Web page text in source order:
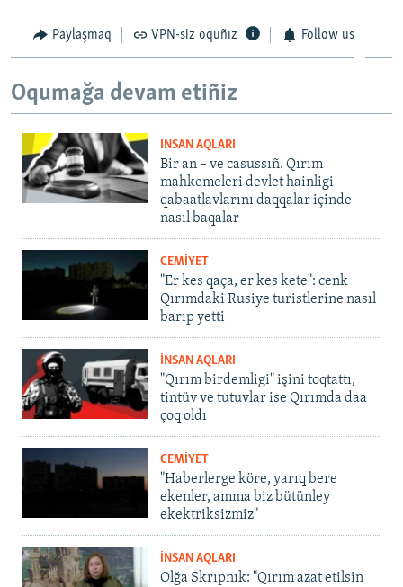
Paylaşmaq VPN-siz oquñız Follow us
Oqumağa devam etiñiz
İNSAN AQLARI
Bir an – ve casussıñ. Qırım
mahkemeleri devlet hainligi
qabaatlavlarını daqqalar içinde
nasıl baqalar
CEMİYET
"Er kes qaça, er kes kete": cenk
Qırımdaki Rusiye turistlerine nasıl
barıp yetti
İNSAN AQLARI
"Qırım birdemligi" işini toqtattı,
tintüv ve tutuvlar ise Qırımda daa
çoq oldı
CEMİYET
"Haberlerge köre, yarıq bere
ekenler, amma biz bütünley
ekektriksizmiz"
İNSAN AQLARI
Olğa Skrıpnık: "Qırım azat etilsin